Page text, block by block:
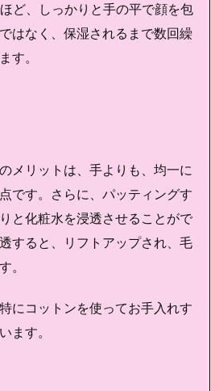
ど、しっかりと手の平で顔を包
はなく、保湿されるまで数回繰
す。
メリットは、手よりも、均一に
です。さらに、パッティングす
と化粧水を浸透させることがで
すると、リフトアップされ、毛
。
にコットンを使ってお手入れす
ます。